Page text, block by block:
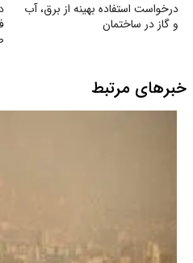
درخواست استفاده بهینه از برق، آب
و گاز در ساختمان
خبرهای مرتبط